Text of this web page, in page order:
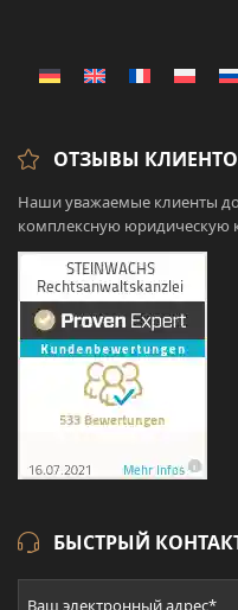
ОТЗЫВЫ
Наши уважаемые клиенты
комплексную юридическую
БЫСТРЫЙ